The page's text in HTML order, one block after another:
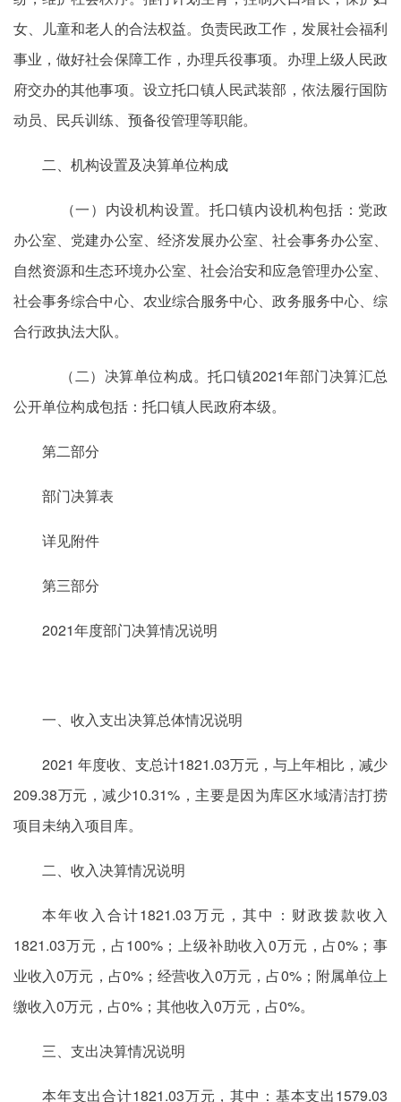
女、儿童和老人的合法权益。负责民政工作，发展社会福利
事业，做好社会保障工作，办理兵役事项。办理上级人民政
府交办的其他事项。设立托口镇人民武装部，依法履行国防
动员、民兵训练、预备役管理等职能。
二、机构设置及决算单位构成
（一）内设机构设置。托口镇内设机构包括：党政
办公室、党建办公室、经济发展办公室、社会事务办公室、
自然资源和生态环境办公室、社会治安和应急管理办公室、
社会事务综合中心、农业综合服务中心、政务服务中心、综
合行政执法大队。
（二）决算单位构成。托口镇2021年部门决算汇总
公开单位构成包括：托口镇人民政府本级。
第二部分
部门决算表
详见附件
第三部分
2021年度部门决算情况说明
一、收入支出决算总体情况说明
2021 年度收、支总计1821.03万元，与上年相比，减少
209.38万元，减少10.31%，主要是因为库区水域清洁打捞
项目未纳入项目库。
二、收入决算情况说明
本年收入合计1821.03万元，其中：财政拨款收入
1821.03万元，占100%；上级补助收入0万元，占0%；事
业收入0万元，占0%；经营收入0万元，占0%；附属单位上
缴收入0万元，占0%；其他收入0万元，占0%。
三、支出决算情况说明
本年支出合计1821.03万元，其中：基本支出1579.03